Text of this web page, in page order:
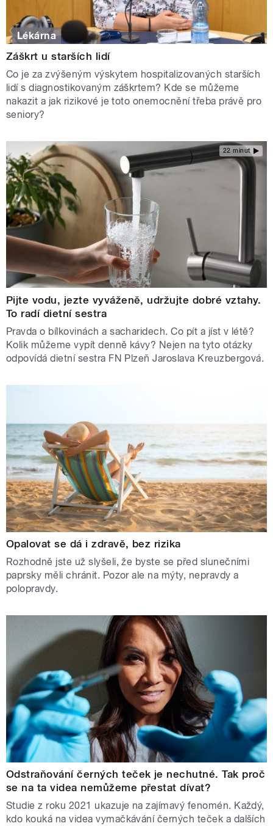
Lékárna
Záškrt u starších lidí
Co je za zvýšeným výskytem hospitalizovaných starších
lidí s diagnostikovaným záškrtem? Kde se můžeme
nakazit a jak rizikové je toto onemocnění třeba právě pro
seniory?
22 minut
Pijte vodu, jezte vyváženě, udržujte dobré vztahy.
To radí dietní sestra
Pravda o bílkovinách a sacharidech. Co pít a jíst v létě?
Kolik můžeme vypít denně kávy? Nejen na tyto otázky
odpovídá dietní sestra FN Plzeň Jaroslava Kreuzbergová.
Opalovat se dá i zdravě, bez rizika
Rozhodně jste už slyšeli, že byste se před slunečními
paprsky měli chránit. Pozor ale na mýty, nepravdy a
polopravdy.
Odstraňování černých teček je nechutné. Tak proč
se na ta videa nemůžeme přestat dívat?
Studie z roku 2021 ukazuje na zajímavý fenomén. Každý,
kdo kouká na videa vymačkávání černých teček a dalších